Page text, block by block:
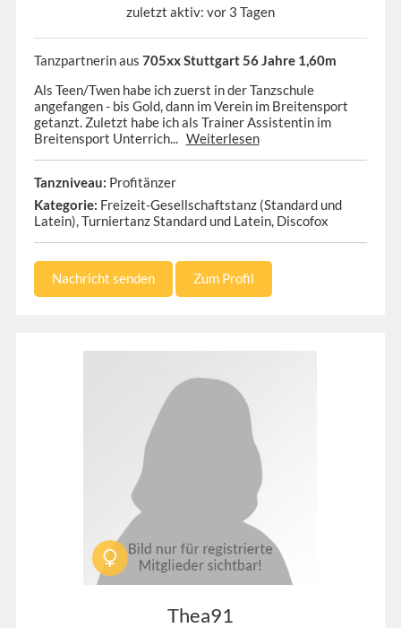
zuletzt aktiv: vor 3 Tagen
Tanzpartnerin aus 705xx Stuttgart 56 Jahre 1,60m
Als Teen/Twen habe ich zuerst in der Tanzschule
angefangen - bis Gold, dann im Verein im Breitensport
getanzt. Zuletzt habe ich als Trainer Assistentin im
Breitensport Unterrich... Weiterlesen
Tanzniveau: Profitänzer
Kategorie: Freizeit-Gesellschaftstanz (Standard und
Latein), Turniertanz Standard und Latein, Discofox
Nachricht senden Zum Profil
Thea91